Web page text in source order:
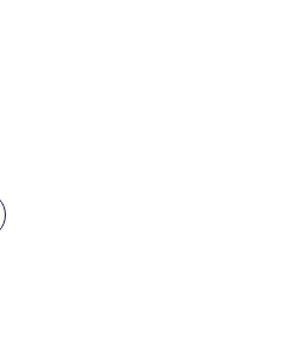
Successivo - Accesso e trasporti